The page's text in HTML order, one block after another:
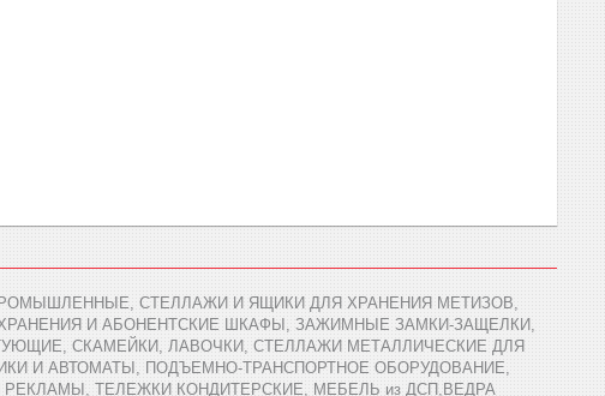
СТЕЛЛАЖИ И ЯЩИКИ ДЛЯ ХРАНЕНИЯ МЕТИЗОВ,
И АБОНЕНТСКИЕ ШКАФЫ, ЗАЖИМНЫЕ ЗАМКИ-ЗАЩЕЛКИ,
СКАМЕЙКИ, ЛАВОЧКИ, СТЕЛЛАЖИ МЕТАЛЛИЧЕСКИЕ ДЛЯ
И АВТОМАТЫ, ПОДЪЕМНО-ТРАНСПОРТНОЕ ОБОРУДОВАНИЕ,
ТЕЛЕЖКИ КОНДИТЕРСКИЕ, МЕБЕЛЬ из ДСП,ВЕДРА